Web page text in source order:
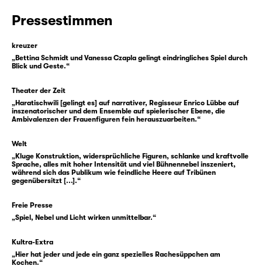
Erwartungen treffen aufeinander,
Erinnerungen auch. Und Wunden reißen auf.
Die tiefste Wunde ist der Tod der
gemeinsamen Tochter Iphigenie. Iphigenie
hadert mit der Position ihrer Eltern und
schließt sich der Revolution an, die in
Mykenes Straßen entsteht. Ihr weiteres
Schicksal grundiert das Stück und gehört zu
den Ungewissheiten, die das Leben der
Figuren bestimmen.
Einem Krimi gleich rekonstruiert das Drama
Umgang der Figuren damit. Die Sehnsucht
nach Veränderung ist genauso stark wie die
Sehnsucht nach der Vergangenheit. Dem
Willen nach Erinnerung steht der Wille nach
Vergessen gegenüber.
Pressestimmen
kreuzer
„Bettina Schmidt und Vanessa Czapla gelingt eindringliches Spiel durch
Blick und Geste.“
Theater der Zeit
„Haratischwili [gelingt es] auf narrativer, Regisseur Enrico Lübbe auf
inszenatorischer und dem Ensemble auf spielerischer Ebene, die
Ambivalenzen der Frauenfiguren fein herauszuarbeiten.“
Welt
„Kluge Konstruktion, widersprüchliche Figuren, schlanke und kraftvolle
Sprache, alles mit hoher Intensität und viel Bühnennebel inszeniert,
während sich das Publikum wie feindliche Heere auf Tribünen
gegenübersitzt [...].“
Freie Presse
„Spiel, Nebel und Licht wirken unmittelbar.“
Kultra-Extra
„Hier hat jeder und jede ein ganz spezielles Rachesüppchen am
Kochen.“